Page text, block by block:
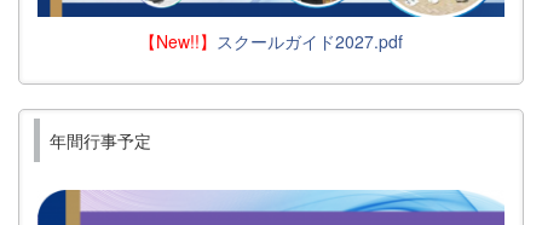
【New!!】 スクールガイド2027.pdf
年間行事予定